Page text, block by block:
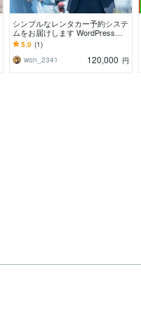
シンプルなレンタカー予約システ
ムをお届けします WordPressで
「予約・決済・管理」までオール
インワン
5.0 (1)
won_2341
120,000 円